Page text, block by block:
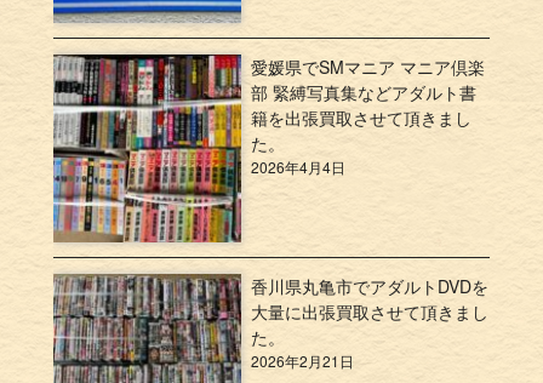
愛媛県でSMマニア マニア倶楽
部 緊縛写真集などアダルト書
籍を出張買取させて頂きまし
た。
2026年4月4日
香川県丸亀市でアダルトDVDを
大量に出張買取させて頂きまし
た。
2026年2月21日